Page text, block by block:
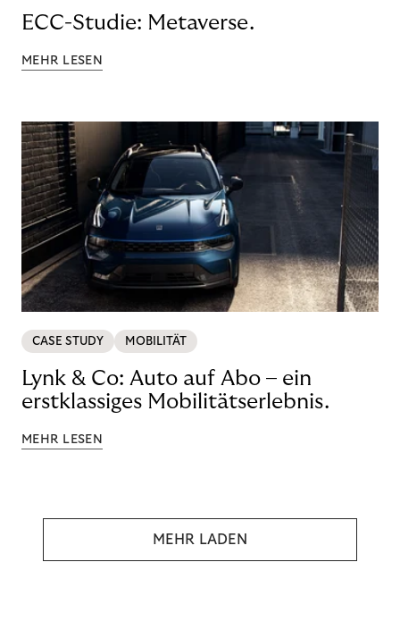
ECC-Studie: Metaverse.
MEHR LESEN
CASE STUDY MOBILITÄT
Lynk & Co: Auto auf Abo – ein
erstklassiges Mobilitätserlebnis.
MEHR LESEN
MEHR LADEN